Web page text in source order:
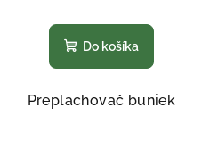
hodnotenie
produktu
je
5,0
Do košíka
Preplachovač buniek